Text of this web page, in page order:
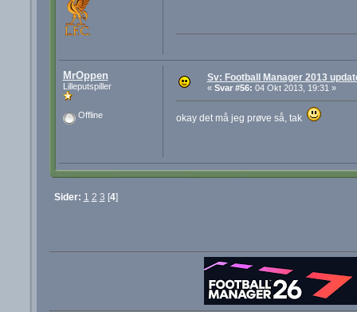
MrOppen
Lilleputspiller
Offline
Sv: Football Manager 2013
« Svar #56: 04 Okt 2013, 19:31 »
okay det må jeg prøve så, tak
Sider: 1 2 3 [4]